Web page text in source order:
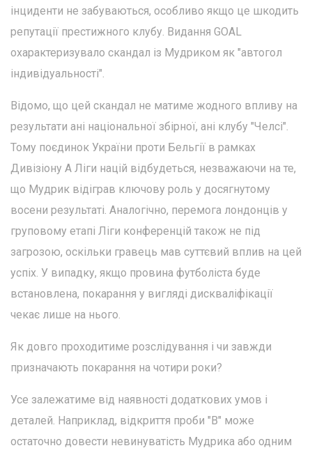
інциденти не забуваються, особливо якщо це шкодить
репутації престижного клубу. Видання GOAL
охарактеризувало скандал із Мудриком як "автогол
індивідуальності".
Відомо, що цей скандал не матиме жодного впливу на
результати ані національної збірної, ані клубу "Челсі".
Тому поєдинок України проти Бельгії в рамках
Дивізіону А Ліги націй відбудеться, незважаючи на те,
що Мудрик відіграв ключову роль у досягнутому
восени результаті. Аналогічно, перемога лондонців у
груповому етапі Ліги конференцій також не під
загрозою, оскільки гравець мав суттєвий вплив на цей
успіх. У випадку, якщо провина футболіста буде
встановлена, покарання у вигляді дискваліфікації
чекає лише на нього.
Як довго проходитиме розслідування і чи завжди
призначають покарання на чотири роки?
Усе залежатиме від наявності додаткових умов і
деталей. Наприклад, відкриття проби "В" може
остаточно довести невинуватість Мудрика або одним